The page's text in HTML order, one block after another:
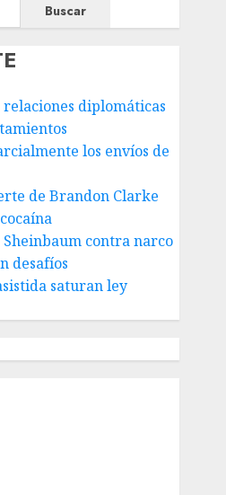
Buscar
diplomáticas
los envíos de
de Brandon Clarke
Sheinbaum contra narco
desafíos
saturan ley